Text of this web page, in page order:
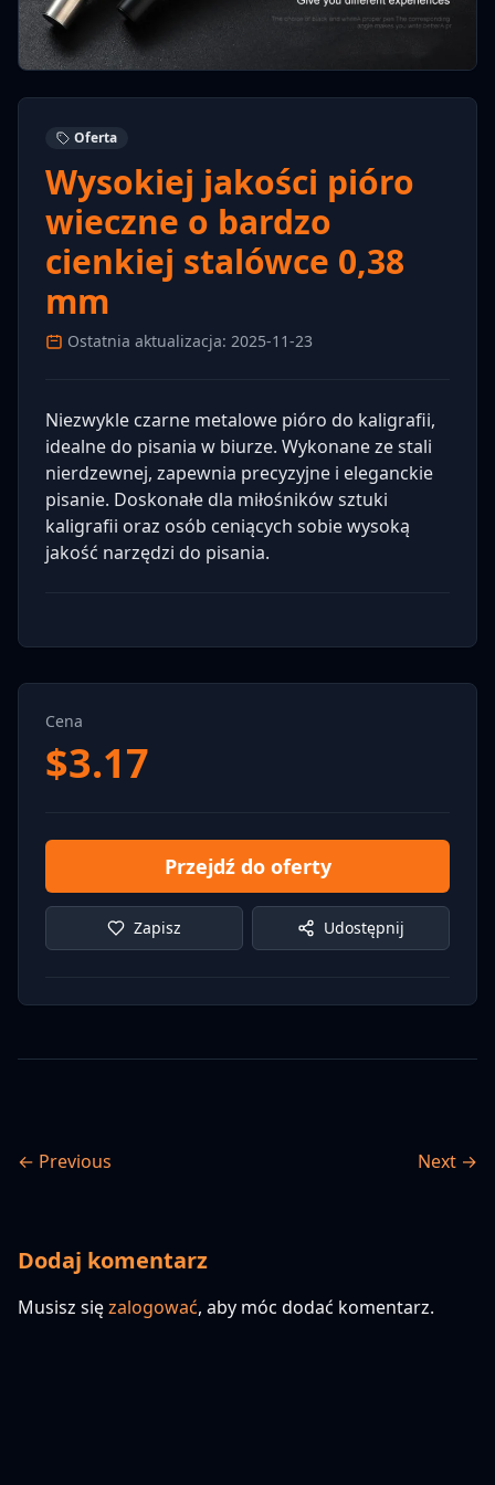
Oferta
Wysokiej jakości pióro
wieczne o bardzo
cienkiej stalówce 0,38
mm
Ostatnia aktualizacja: 2025-11-23
Niezwykle czarne metalowe pióro do kaligrafii,
idealne do pisania w biurze. Wykonane ze stali
nierdzewnej, zapewnia precyzyjne i eleganckie
pisanie. Doskonałe dla miłośników sztuki
kaligrafii oraz osób ceniących sobie wysoką
jakość narzędzi do pisania.
Cena
$3.17
Przejdź do oferty
Zapisz Udostępnij
← Previous Next →
Dodaj komentarz
Musisz sięzalogować, aby móc dodać komentarz.